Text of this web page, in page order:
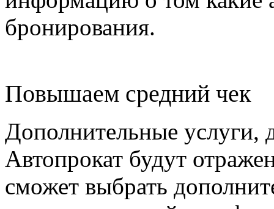
бронирования.
Повышаем средний чек
Дополнительные услуги,
Автопрокат будут
сможет выбрать